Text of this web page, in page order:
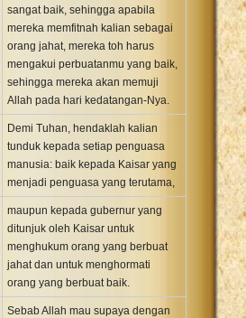
sangat baik, sehingga apabila
mereka memfitnah kalian sebagai
orang jahat, mereka toh harus
mengakui perbuatanmu yang baik,
sehingga mereka akan memuji
Allah pada hari kedatangan-Nya.
Demi Tuhan, hendaklah kalian
tunduk kepada setiap penguasa
manusia: baik kepada Kaisar yang
menjadi penguasa yang terutama,
maupun kepada gubernur yang
ditunjuk oleh Kaisar untuk
menghukum orang yang berbuat
jahat dan untuk menghormati
orang yang berbuat baik.
Sebab Allah mau supaya dengan